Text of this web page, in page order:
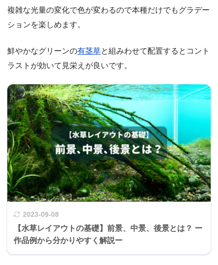
複雑な光量の変化で色が変わるので本種だけでもグラデー
ションを楽しめます。
鮮やかなグリーンの有茎草と組みわせて配置するとコント
ラストが効いて見栄えが良いです。
2023-09-08
【水草レイアウトの基礎】前景、中景、後景とは？ ー
作品例から分かりやすく解説ー